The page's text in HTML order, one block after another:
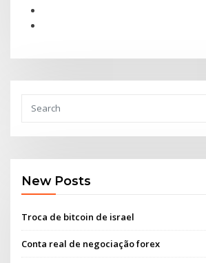
New Posts
Troca de bitcoin de israel
Conta real de negociação forex